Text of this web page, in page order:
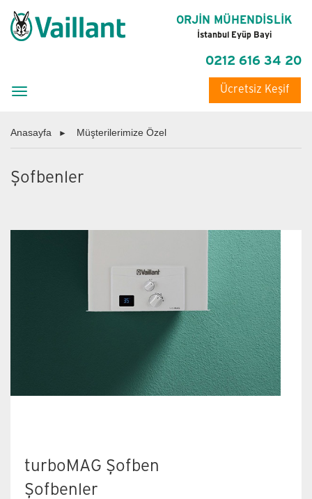
ORJİN MÜHENDİSLİK
İstanbul Eyüp Bayi
0212 616 34 20
Toggle
Ücretsiz Keşif
Anasayfa Müşterilerimize Özel
Şofbenler
turboMAG Şofben
Şofbenler